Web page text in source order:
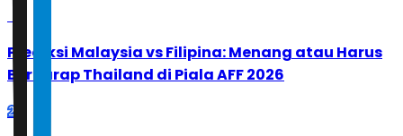
Prediksi Malaysia vs Filipina: Menang atau Harus
Berharap Thailand di Piala AFF 2026
2